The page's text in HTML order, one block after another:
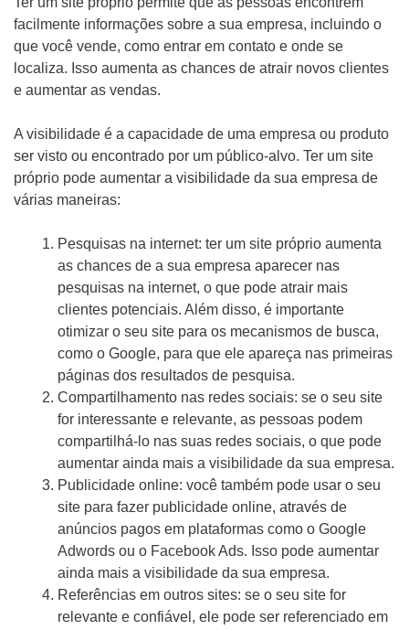
facilmente informações sobre a sua empresa, incluindo o
que você vende, como entrar em contato e onde se
localiza. Isso aumenta as chances de atrair novos clientes
e aumentar as vendas.
A visibilidade é a capacidade de uma empresa ou produto
ser visto ou encontrado por um público-alvo. Ter um site
próprio pode aumentar a visibilidade da sua empresa de
várias maneiras:
Pesquisas na internet: ter um site próprio aumenta
as chances de a sua empresa aparecer nas
pesquisas na internet, o que pode atrair mais
clientes potenciais. Além disso, é importante
otimizar o seu site para os mecanismos de busca,
como o Google, para que ele apareça nas primeiras
páginas dos resultados de pesquisa.
Compartilhamento nas redes sociais: se o seu site
for interessante e relevante, as pessoas podem
compartilhá-lo nas suas redes sociais, o que pode
aumentar ainda mais a visibilidade da sua empresa.
Publicidade online: você também pode usar o seu
site para fazer publicidade online, através de
anúncios pagos em plataformas como o Google
Adwords ou o Facebook Ads. Isso pode aumentar
ainda mais a visibilidade da sua empresa.
Referências em outros sites: se o seu site for
relevante e confiável, ele pode ser referenciado em
SEO (Ranking no Google)
Videos Animados
Marketing Digital
Mídias Sociais
ENVIAR
WHATSAPP: (62) 99168 - 8014